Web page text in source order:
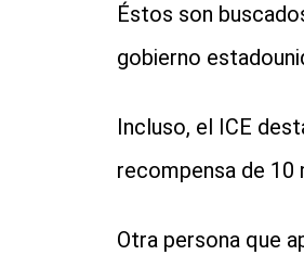
Éstos son
gobierno
Incluso, el ICE
recompensa de 10
Otra persona que